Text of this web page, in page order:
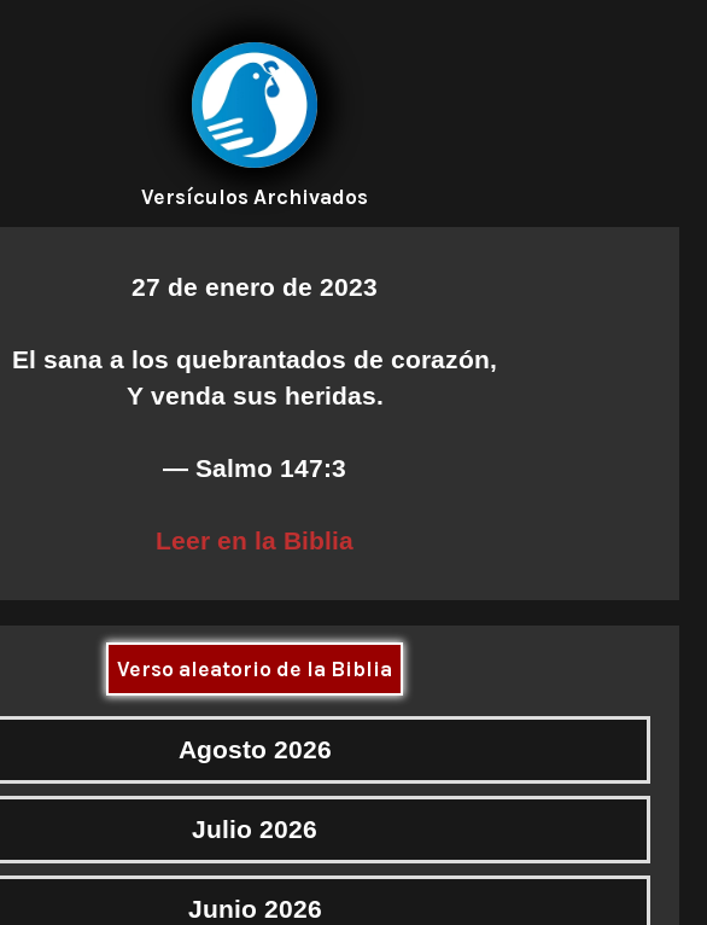
Versículos Archivados
27 de enero de 2023
El sana a los quebrantados de corazón,
Y venda sus heridas.
— Salmo 147:3
Leer en la Biblia
Verso aleatorio de la Biblia
Agosto 2026
Julio 2026
Junio 2026